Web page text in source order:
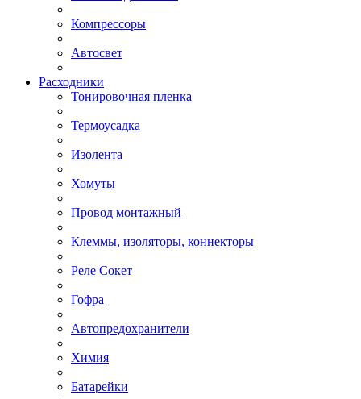
Компрессоры
Автосвет
Расходники
Тонировочная пленка
Термоусадка
Изолента
Хомуты
Провод монтажный
Клеммы, изоляторы, коннекторы
Реле Сокет
Гофра
Автопредохранители
Химия
Батарейки